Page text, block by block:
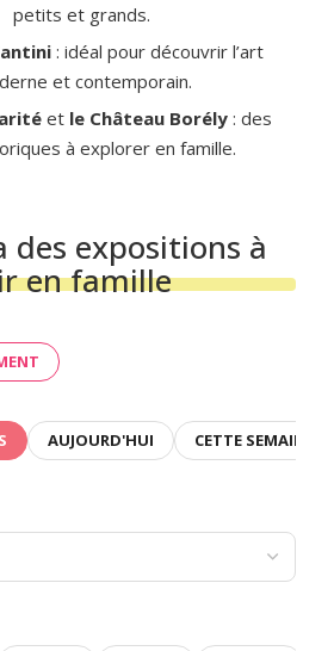
petits et grands.
: idéal pour découvrir l’art
et contemporain.
et le Château Borély: des
à explorer en famille.
des expositions à
en famille
AUJOURD'HUI CETTE SEMAINE